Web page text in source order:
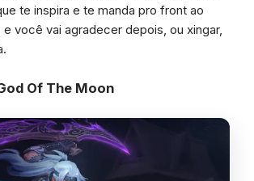
te inspira e te manda pro front ao
você vai agradecer depois, ou xingar,
Of The Moon